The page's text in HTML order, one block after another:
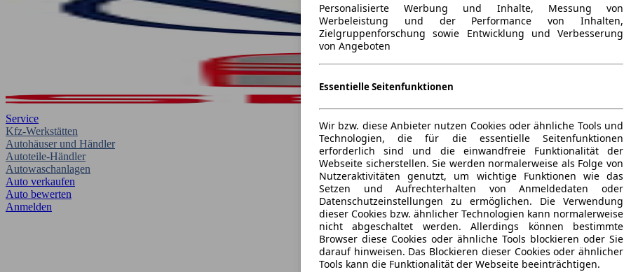
Service
Kfz-Werkstätten
Autohäuser und Händler
Autoteile-Händler
Autowaschanlagen
Auto verkaufen
Auto bewerten
Anmelden
Personalisierte Werbung und Inhalte, Messung von
Werbeleistung und der Performance von Inhalten,
Zielgruppenforschung sowie Entwicklung und Verbesserung
von Angeboten
Essentielle Seitenfunktionen
Wir bzw. diese Anbieter nutzen Cookies oder ähnliche Tools und
Technologien, die für die essentielle Seitenfunktionen
erforderlich sind und die einwandfreie Funktionalität der
Webseite sicherstellen. Sie werden normalerweise als Folge von
Nutzeraktivitäten genutzt, um wichtige Funktionen wie das
Setzen und Aufrechterhalten von Anmeldedaten oder
Datenschutzeinstellungen zu ermöglichen. Die Verwendung
dieser Cookies bzw. ähnlicher Technologien kann normalerweise
nicht abgeschaltet werden. Allerdings können bestimmte
Browser diese Cookies oder ähnliche Tools blockieren oder Sie
darauf hinweisen. Das Blockieren dieser Cookies oder ähnlicher
Tools kann die Funktionalität der Webseite beeinträchtigen.